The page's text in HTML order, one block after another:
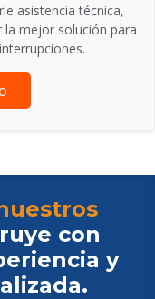
asistencia técnica,
la mejor solución para
con
y